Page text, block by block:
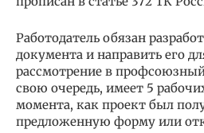
Работодатель обязан
документа и направить его
рассмотрение в
свою очередь, имеет 5
момента, как проект был
предложенную форму или